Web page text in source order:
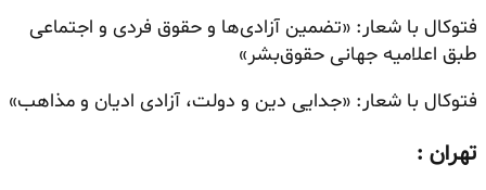
فتوکال با شعار: «تضمین آزادی‌ها و حقوق فردی و اجتماعی
طبق اعلامیه جهانی حقوق‌بشر»
فتوکال با شعار: «جدایی دین و دولت، آزادی ادیان و مذاهب»
تهران :